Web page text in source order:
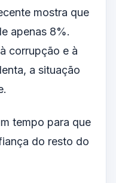
mostra que
apenas 8%.
corrupção e à
a situação
tempo para que
do resto do